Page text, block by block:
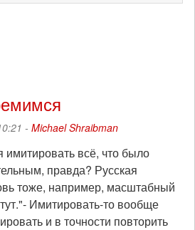
- Michael Shraibman
всё, что было
правда? Русская
тоже, например, масштабный
Имитировать-то вообще
и в точности повторить